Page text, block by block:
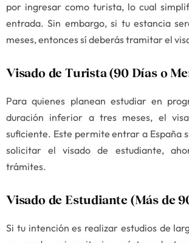
por ingresar como turista, lo cual
entrada. Sin embargo, si tu estancia
meses, entonces sí deberás tramitar el
Visado de Turista (90 Días o
Para quienes planean estudiar en
duración inferior a tres meses, el
suficiente. Este permite entrar a España
solicitar el visado de estudiante,
trámites.
Visado de Estudiante (Más de
Si tu intención es realizar estudios de